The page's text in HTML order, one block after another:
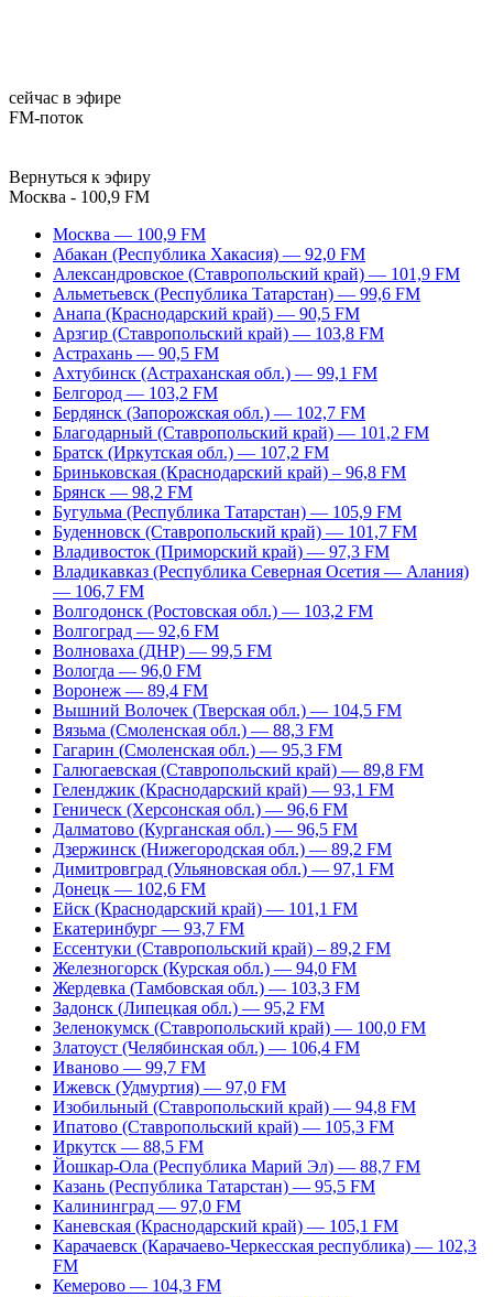
сейчас в эфире
FM-поток
Вернуться к эфиру
Москва - 100,9 FM
Москва — 100,9 FM
Абакан (Республика Хакасия) — 92,0 FM
Александровское (Ставропольский край) — 101,9 FM
Альметьевск (Республика Татарстан) — 99,6 FM
Анапа (Краснодарский край) — 90,5 FM
Арзгир (Ставропольский край) — 103,8 FM
Астрахань — 90,5 FM
Ахтубинск (Астраханская обл.) — 99,1 FM
Белгород — 103,2 FM
Бердянск (Запорожская обл.) — 102,7 FM
Благодарный (Ставропольский край) — 101,2 FM
Братск (Иркутская обл.) — 107,2 FM
Бриньковская (Краснодарский край) – 96,8 FM
Брянск — 98,2 FM
Бугульма (Республика Татарстан) — 105,9 FM
Буденновск (Ставропольский край) — 101,7 FM
Владивосток (Приморский край) — 97,3 FM
Владикавказ (Республика Северная Осетия — Алания)
— 106,7 FM
Волгодонск (Ростовская обл.) — 103,2 FM
Волгоград — 92,6 FM
Волноваха (ДНР) — 99,5 FM
Вологда — 96,0 FM
Воронеж — 89,4 FM
Вышний Волочек (Тверская обл.) — 104,5 FM
Вязьма (Смоленская обл.) — 88,3 FM
Гагарин (Смоленская обл.) — 95,3 FM
Галюгаевская (Ставропольский край) — 89,8 FM
Геленджик (Краснодарский край) — 93,1 FM
Геническ (Херсонская обл.) — 96,6 FM
Далматово (Курганская обл.) — 96,5 FM
Дзержинск (Нижегородская обл.) — 89,2 FM
Димитровград (Ульяновская обл.) — 97,1 FM
Донецк — 102,6 FM
Ейск (Краснодарский край) — 101,1 FM
Екатеринбург — 93,7 FM
Ессентуки (Ставропольский край) – 89,2 FM
Железногорск (Курская обл.) — 94,0 FM
Жердевка (Тамбовская обл.) — 103,3 FM
Задонск (Липецкая обл.) — 95,2 FM
Зеленокумск (Ставропольский край) — 100,0 FM
Златоуст (Челябинская обл.) — 106,4 FM
Иваново — 99,7 FM
Ижевск (Удмуртия) — 97,0 FM
Изобильный (Ставропольский край) — 94,8 FM
Ипатово (Ставропольский край) — 105,3 FM
Иркутск — 88,5 FM
Йошкар-Ола (Республика Марий Эл) — 88,7 FM
Казань (Республика Татарстан) — 95,5 FM
Калининград — 97,0 FM
Каневская (Краснодарский край) — 105,1 FM
Карачаевск (Карачаево-Черкесская республика) — 102,3
FM
Кемерово — 104,3 FM